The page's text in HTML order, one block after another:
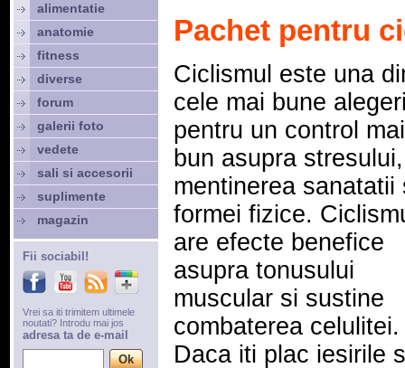
Pachet pentru
Ciclismul este una
cele mai bune
pentru un control mai
bun asupra stresului,
mentinerea sanatatii
formei fizice.
are efecte benefice
asupra tonusului
muscular si sustine
combaterea celulitei.
Daca iti plac iesirile
alimentatie
anatomie
fitness
diverse
forum
galerii foto
vedete
sali si accesorii
suplimente
magazin
Fii sociabil!
Vrei sa iti trimitem ultimele
noutati? Introdu mai jos
adresa ta de e-mail